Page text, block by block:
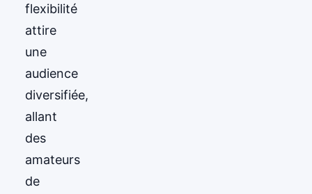
flexibilité
attire
une
audience
diversifiée,
allant
des
amateurs
de